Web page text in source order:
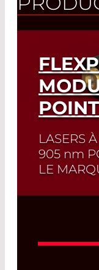
POINT
LASERS
905 nm
LE